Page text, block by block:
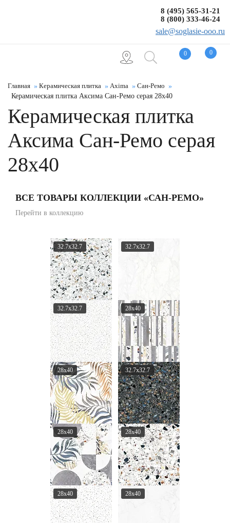
0 0
8 (495) 565-31-21
8 (800) 333-46-24
sale@soglasie-ooo.ru
Главная Керамическая плитка Axima
Сан-Ремо
Керамическая плитка Аксима Сан-Ремо серая 28x40
Керамическая плитка
Аксима Сан-Ремо серая
28x40
ВСЕ ТОВАРЫ КОЛЛЕКЦИИ «САН-РЕМО»
Перейти в коллекцию
32.7x32.7 32.7x32.7
32.7x32.7 28x40
28x40 32.7x32.7
28x40 28x40
28x40 28x40